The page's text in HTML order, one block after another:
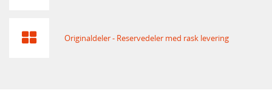
Originaldeler - Reservedeler med rask levering